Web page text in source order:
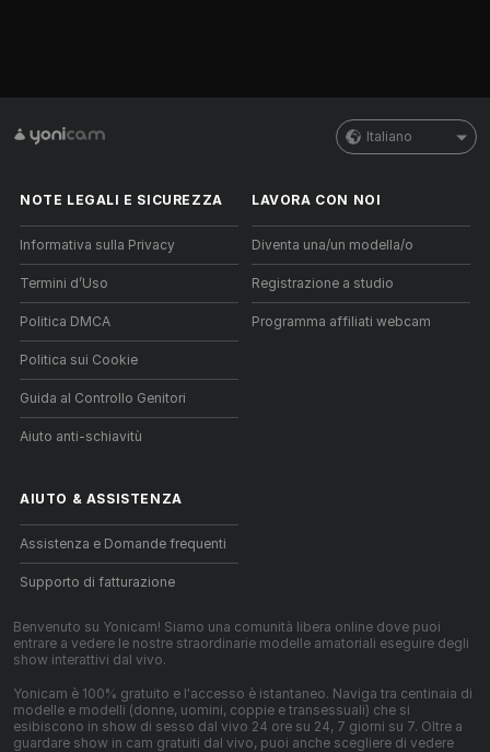
Italiano
NOTE LEGALI E SICUREZZA
Informativa sulla Privacy
Termini d’Uso
Politica DMCA
Politica sui Cookie
Guida al Controllo Genitori
Aiuto anti-schiavitù
LAVORA CON NOI
Diventa una/un modella/o
Registrazione a studio
Programma affiliati webcam
AIUTO & ASSISTENZA
Assistenza e Domande frequenti
Supporto di fatturazione
Benvenuto su Yonicam! Siamo una comunità libera online dove puoi
entrare a vedere le nostre straordinarie modelle amatoriali eseguire degli
show interattivi dal vivo.
Yonicam è 100% gratuito e l'accesso è istantaneo. Naviga tra centinaia di
modelle e modelli (donne, uomini, coppie e transessuali) che si
esibiscono in show di sesso dal vivo 24 ore su 24, 7 giorni su 7. Oltre a
guardare show in cam gratuiti dal vivo, puoi anche scegliere di vedere